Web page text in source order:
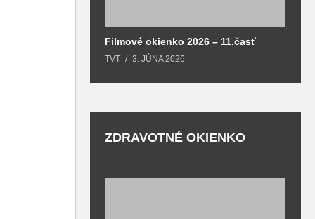
Filmové okienko 2026 – 11.časť
TVT 3. JÚNA 2026
ZDRAVOTNÉ OKIENKO